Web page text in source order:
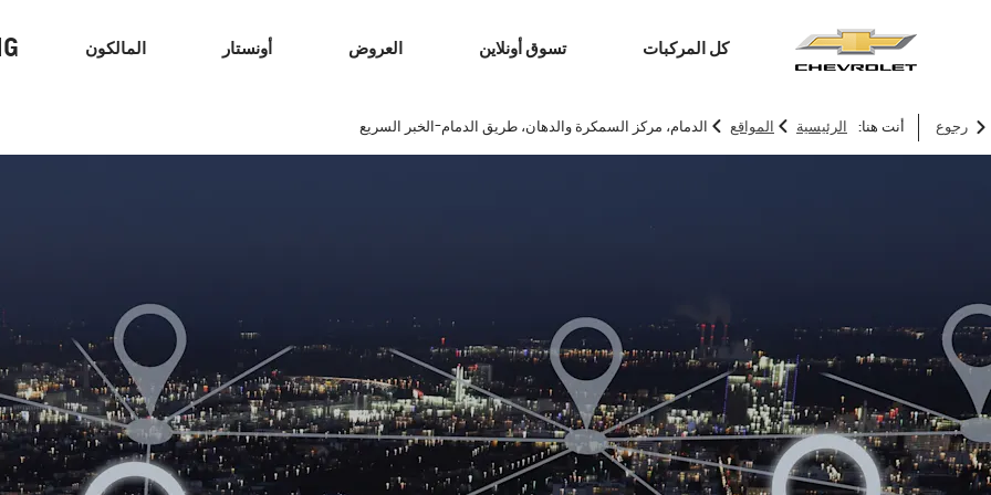
كل المركبات تسوق أونلاين العروض أونستار المالكون
ترافرس 2026 كابتيفا 2026
رجوع أنت هنا: الرئيسية > المواقع > الدمام، مركز السمكرة والدهان، طريق الدمام-الخبر السريع